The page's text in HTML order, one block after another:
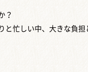
？
と忙しい中、大きな負担